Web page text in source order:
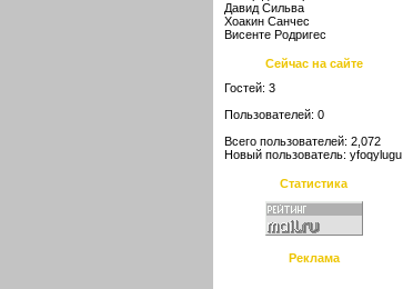
Давид Сильва
Хоакин Санчес
Висенте Родригес
Сейчас на сайте
Гостей: 3
Пользователей: 0
Всего пользователей: 2,072
Новый пользователь: yfoqylugu
Статистика
Реклама